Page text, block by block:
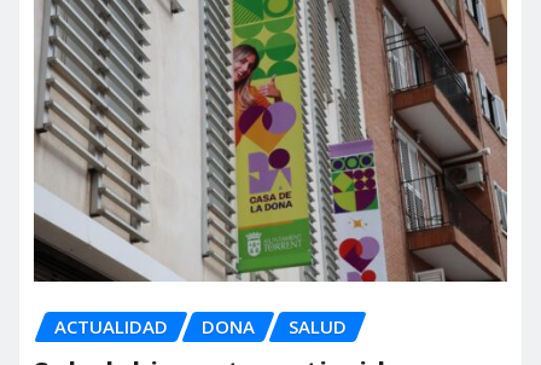
ACTUALIDAD DONA SALUD